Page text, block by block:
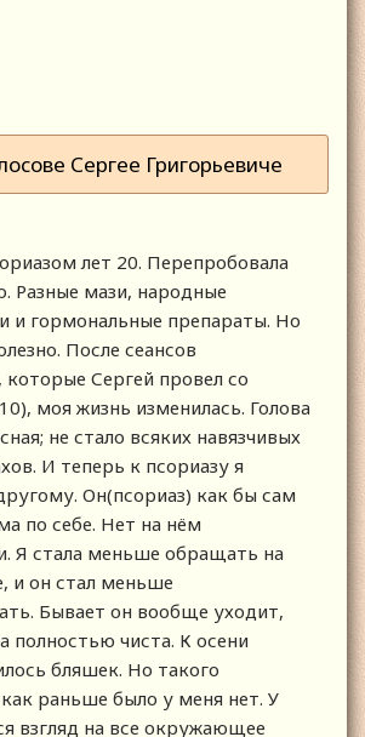
Сергее Григорьевиче
лет 20. Перепробовала
Разные мази, народные
и гормональные препараты. Но
После сеансов
которые Сергей провел со
моя жизнь изменилась. Голова
не стало всяких навязчивых
И теперь к псориазу я
Он(псориаз) как бы сам
по себе. Нет на нём
Я стала меньше обращать на
и он стал меньше
Бывает он вообще уходит,
полностью чиста. К осени
бляшек. Но такого
раньше было у меня нет. У
взгляд на все окружающее